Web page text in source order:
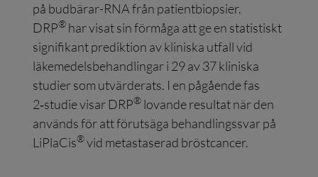
på budbärar-RNA från patientbiopsier.
DRP® har visat sin förmåga att ge en statistiskt
signifikant prediktion av kliniska utfall vid
läkemedelsbehandlingar i 29 av 37 kliniska
studier som utvärderats. I en pågående fas
2‑studie visar DRP® lovande resultat när den
används för att förutsäga behandlingssvar på
LiPlaCis®vid metastaserad bröstcancer.